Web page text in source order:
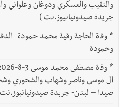
والنقيب والعسكري ودوغان وعلواني
جريدة صيدونيانيوز.نت )
*
وحمودة
*
آل موسى وناصر وشهاب والشحوري
صيدا – لبنان- جريدة